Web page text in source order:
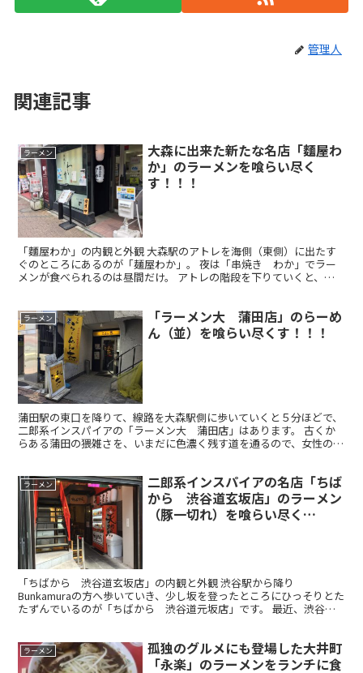
管理人
関連記事
ラーメン
大森に出来た新たな名店「麵屋わ
か」のラーメンを喰らい尽く
す！！！
「麵屋わか」の内観と外観 大森駅のアトレを海側（東側）に出たす
ぐのところにあるのが「麺屋わか」。 夜は「串焼き わか」でラー
メンが食べられるのは昼間だけ。 アトレの階段を下りていくと、
ラーメン
「ラーメン大 蒲田店」のらーめ
ん（並）を喰らい尽くす！！！
蒲田駅の東口を降りて、線路を大森駅側に歩いていくと５分ほどで、
二郎系インスパイアの「ラーメン大 蒲田店」はあります。 古くか
らある蒲田の猥雑さを、いまだに色濃く残す道を通るので、女性の方
ラーメン
二郎系インスパイアの名店「ちば
から 渋谷道玄坂店」のラーメン
（豚一切れ）を喰らい尽く
「ちばから 渋谷道玄坂店」の内観と外観 渋谷駅から降り
Bunkamuraの方へ歩いていき、少し坂を登ったところにひっそりとた
たずんでいるのが「ちばから 渋谷道元坂店」です。 最近、渋谷に
ラーメン
孤独のグルメにも登場した大井町
「永楽」のラーメンをランチに食